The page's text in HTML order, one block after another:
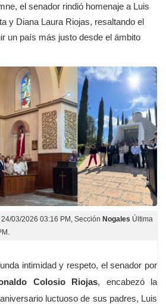
el senador rindió homenaje a Luis
y Diana Laura Riojas, resaltando el
un país más justo desde el ámbito
24/03/2026 03:16 PM , Sección Nogales Última
intimidad y respeto, el senador por
Colosio Riojas, encabezó la
luctuoso de sus padres, Luis